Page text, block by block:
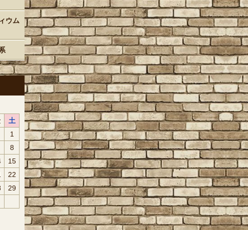
ウム
土
1
8
15
22
29